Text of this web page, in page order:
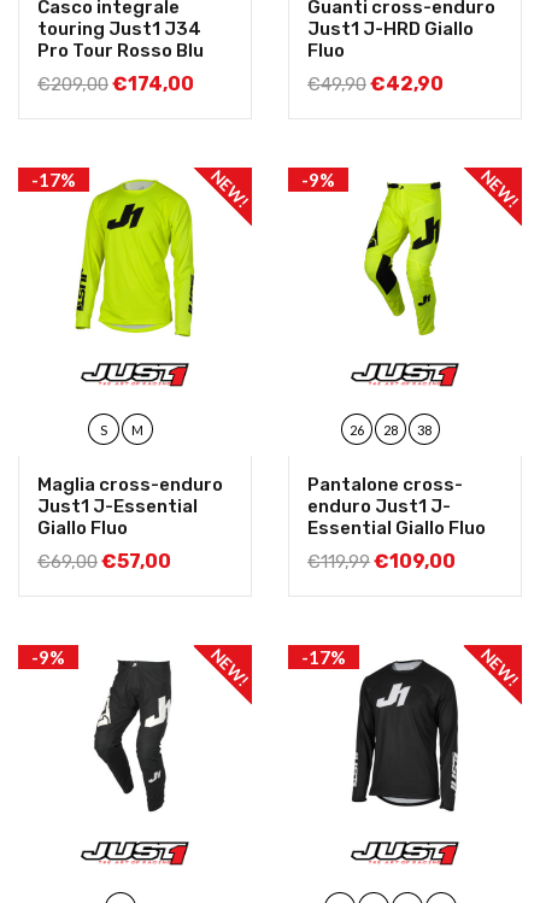
Casco integrale
touring Just1 J34
Pro Tour Rosso Blu
€209,00€174,00
Guanti cross-enduro
Just1 J-HRD Giallo
Fluo
€49,90€42,90
-17% NEW!
S M
Maglia cross-enduro
Just1 J-Essential
Giallo Fluo
€69,00€57,00
-9% NEW!
26 28 38
Pantalone cross-
enduro Just1 J-
Essential Giallo Fluo
€119,99€109,00
-9% NEW! -17% NEW!